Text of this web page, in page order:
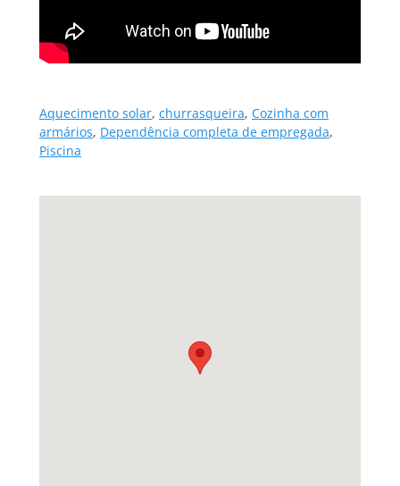
Aquecimento solar, churrasqueira, Cozinha com
armários, Dependência completa de empregada,
Piscina